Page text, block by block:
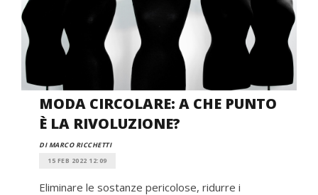
MODA CIRCOLARE: A CHE PUNTO
È LA RIVOLUZIONE?
DI MARCO RICCHETTI
15 FEB 2022 12:09
Eliminare le sostanze pericolose, ridurre i